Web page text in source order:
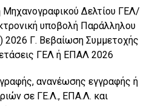
Δελτίου ΓΕΛ/
υποβολή Παράλληλου
Γ. Βεβαίωση Συμμετοχής
ΓΕΛ ή ΕΠΑΛ 2026
ανανέωσης εγγραφής ή
σε ΓΕ.Λ., ΕΠΑ.Λ. και